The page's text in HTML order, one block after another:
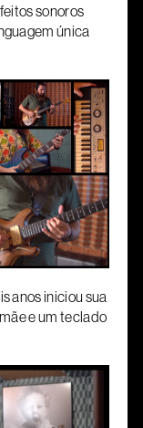
sonoros
única
anos iniciou sua
e um teclado